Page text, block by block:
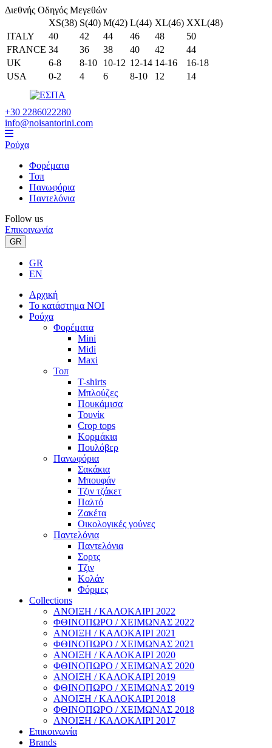
Διεθνής Οδηγός Μεγεθών
XS(38) S(40) M(42) L(44) XL(46) XXL(48)
ITALY
40 42 44 46 48
50
FRANCE 34 36 38 40 42
44
UK
6-8 8-10 10-12 12-14 14-16
16-18
USA
0-2 4 6 8-10 12 14
+30 2286022280
info@noisantorini.com
Ρούχα
Φορέματα
Τοπ
Πανωφόρια
Παντελόνια
Follow us
Επικοινωνία
GR
GR
EN
Αρχική
Το κατάστημα NOI
Ρούχα
Φορέματα
Mini
Midi
Maxi
Τοπ
T-shirts
Μπλούζες
Πουκάμισα
Τουνίκ
Crop tops
Κορμάκια
Πουλόβερ
Πανωφόρια
Σακάκια
Μπουφάν
Τζιν τζάκετ
Παλτό
Ζακέτα
Οικολογικές γούνες
Παντελόνια
Παντελόνια
Σορτς
Τζιν
Κολάν
Φόρμες
Collections
ΑΝΟΙΞΗ / ΚΑΛΟΚΑΙΡΙ 2022
ΦΘΙΝΟΠΩΡΟ / ΧΕΙΜΩΝΑΣ 2022
ΑΝΟΙΞΗ / ΚΑΛΟΚΑΙΡΙ 2021
ΦΘΙΝΟΠΩΡΟ / ΧΕΙΜΩΝΑΣ 2021
ΑΝΟΙΞΗ / ΚΑΛΟΚΑΙΡΙ 2020
ΦΘΙΝΟΠΩΡΟ / ΧΕΙΜΩΝΑΣ 2020
ΑΝΟΙΞΗ / ΚΑΛΟΚΑΙΡΙ 2019
ΦΘΙΝΟΠΩΡΟ / ΧΕΙΜΩΝΑΣ 2019
ΑΝΟΙΞΗ / ΚΑΛΟΚΑΙΡΙ 2018
ΦΘΙΝΟΠΩΡΟ / ΧΕΙΜΩΝΑΣ 2018
ΑΝΟΙΞΗ / ΚΑΛΟΚΑΙΡΙ 2017
Επικοινωνία
Brands